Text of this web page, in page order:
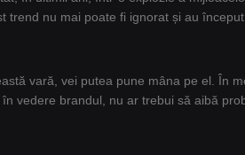
nu mai poate fi ignorat și au
vară, vei putea pune mâna pe el. În
vedere brandul, nu ar trebui să aibă